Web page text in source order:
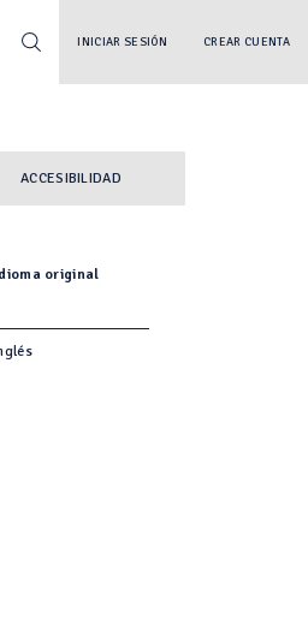
INICIAR SESIÓN CREAR CUENTA
ACCESIBILIDAD
original